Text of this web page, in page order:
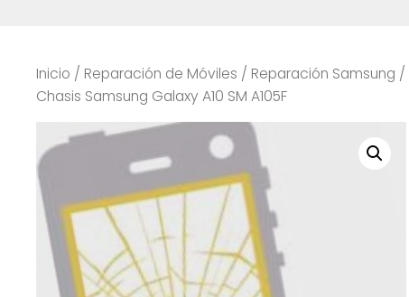
Inicio / Reparación de Móviles / Reparación Samsung /
Chasis Samsung Galaxy A10 SM A105F